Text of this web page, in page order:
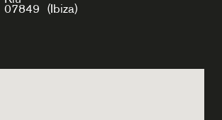
07849 (Ibiza)